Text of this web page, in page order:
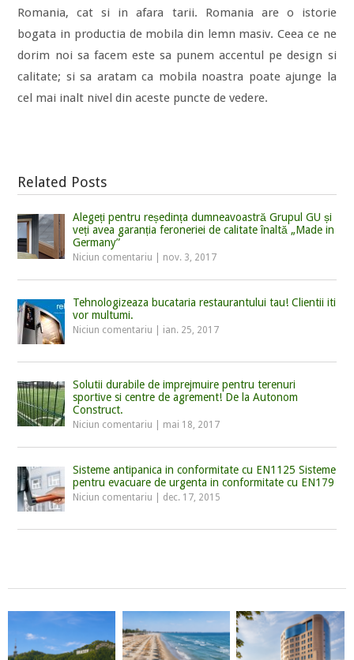
Romania, cat si in afara tarii. Romania are o istorie
bogata in productia de mobila din lemn masiv. Ceea ce ne
dorim noi sa facem este sa punem accentul pe design si
calitate; si sa aratam ca mobila noastra poate ajunge la
cel mai inalt nivel din aceste puncte de vedere.
Related Posts
Alegeți pentru reședința dumneavoastră Grupul GU și
veți avea garanția feroneriei de calitate înaltă „Made in
Germany”
Niciun comentariu nov. 3, 2017
Tehnologizeaza bucataria restaurantului tau! Clientii iti
vor multumi.
Niciun comentariu ian. 25, 2017
Solutii durabile de imprejmuire pentru terenuri
sportive si centre de agrement! De la Autonom
Construct.
Niciun comentariu mai 18, 2017
Sisteme antipanica in conformitate cu EN1125 Sisteme
pentru evacuare de urgenta in conformitate cu EN179
Niciun comentariu dec. 17, 2015